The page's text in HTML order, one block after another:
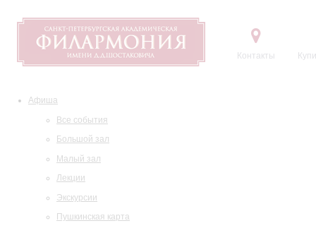
Контакты
Афиша
Все события
Большой зал
Малый зал
Лекции
Экскурсии
Пушкинская карта